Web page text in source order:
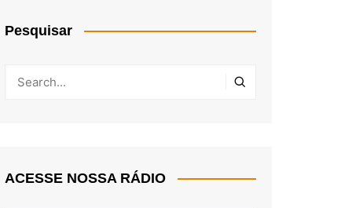
Pesquisar
ACESSE NOSSA RÁDIO